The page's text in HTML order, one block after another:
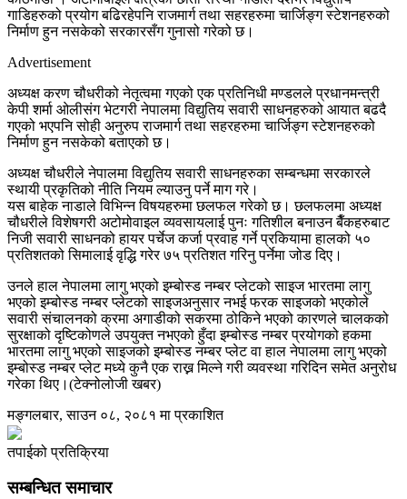
गाडिहरुको प्रयोग बढिरहेपनि राजमार्ग तथा सहरहरुमा चार्जिङ्ग स्टेशनहरुको
निर्माण हुन नसकेको सरकारसँग गुनासो गरेको छ।
Advertisement
अध्यक्ष करण चौधरीको नेतृत्वमा गएको एक प्रतिनिधी मण्डलले प्रधानमन्त्री
केपी शर्मा ओलीसंग भेटगरी नेपालमा विद्युतिय सवारी साधनहरुको आयात बढदै
गएको भएपनि सोही अनुरुप राजमार्ग तथा सहरहरुमा चार्जिङ्ग स्टेशनहरुको
निर्माण हुन नसकेको बताएको छ।
अध्यक्ष चौधरीले नेपालमा विद्युतिय सवारी साधनहरुका सम्बन्धमा सरकारले
स्थायी प्रकृतिको नीति नियम ल्याउनु पर्ने माग गरे।
यस बाहेक नाडाले विभिन्न विषयहरुमा छलफल गरेको छ। छलफलमा अध्यक्ष
चौधरीले विशेषगरी अटोमोवाइल व्यवसायलाई पुनः गतिशील बनाउन बैँकहरुबाट
निजी सवारी साधनको हायर पर्चेज कर्जा प्रवाह गर्ने प्रकियामा हालको ५०
प्रतिशतको सिमालाई वृद्धि गरेर ७५ प्रतिशत गरिनु पर्नेमा जोड दिए।
उनले हाल नेपालमा लागु भएको इम्बोस्ड नम्बर प्लेटको साइज भारतमा लागु
भएको इम्बोस्ड नम्बर प्लेटको साइजअनुसार नभई फरक साइजको भएकोले
सवारी संचालनको क्रमा अगाडीको सकरमा ठोकिने भएको कारणले चालकको
सुरक्षाको दृष्टिकोणले उपयुक्त नभएको हुँदा इम्बोस्ड नम्बर प्रयोगको हकमा
भारतमा लागु भएको साइजको इम्बोस्ड नम्बर प्लेट वा हाल नेपालमा लागु भएको
इम्बोस्ड नम्बर प्लेट मध्ये कुनै एक राख्न मिल्ने गरी व्यवस्था गरिदिन समेत अनुरोध
गरेका थिए।(टेक्नोलोजी खबर)
मङ्गलबार, साउन ०८, २०८१ मा प्रकाशित
तपाईको प्रतिक्रिया
सम्बन्धित समाचार